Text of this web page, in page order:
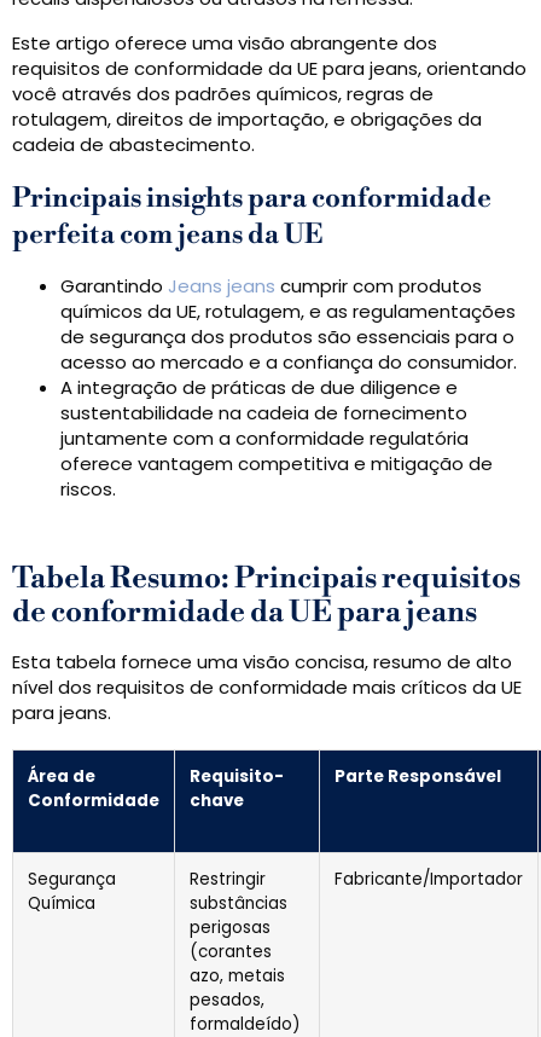
Este artigo oferece uma visão abrangente dos
requisitos de conformidade da UE para jeans, orientando
você através dos padrões químicos, regras de
rotulagem, direitos de importação, e obrigações da
cadeia de abastecimento.
Principais insights para conformidade
perfeita com jeans da UE
Garantindo Jeans jeans cumprir com produtos
químicos da UE, rotulagem, e as regulamentações
de segurança dos produtos são essenciais para o
acesso ao mercado e a confiança do consumidor.
A integração de práticas de due diligence e
sustentabilidade na cadeia de fornecimento
juntamente com a conformidade regulatória
oferece vantagem competitiva e mitigação de
riscos.
Tabela Resumo: Principais requisitos
de conformidade da UE para jeans
Esta tabela fornece uma visão concisa, resumo de alto
nível dos requisitos de conformidade mais críticos da UE
para jeans.
Área de
Conformidade
Requisito-
chave
Parte Responsável
Segurança
Química
Restringir
substâncias
perigosas
(corantes
azo, metais
pesados,
formaldeído)
Fabricante/Importador